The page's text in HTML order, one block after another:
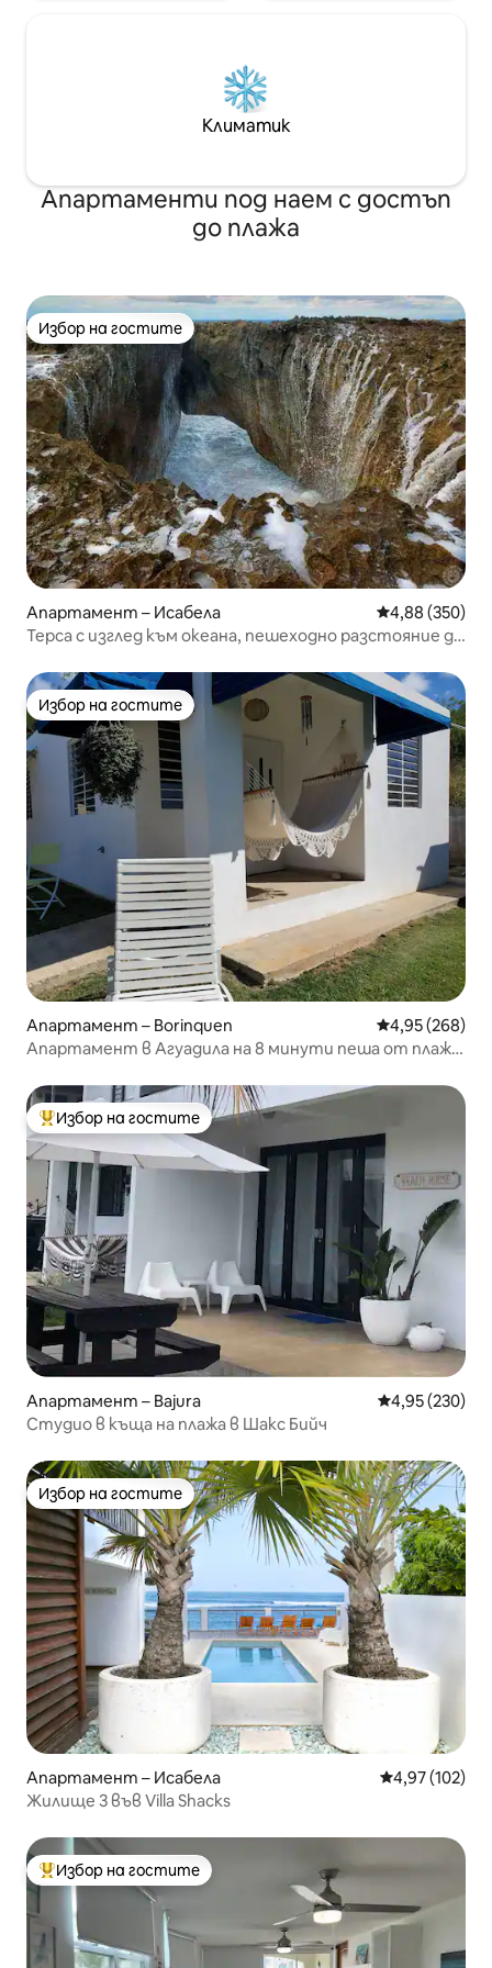
Климатик
Апартаменти под наем с достъп
до плажа
Избор на гостите
Избор на гостите
Апартамент – Исабела Средна
4,88 (350)
Терса с изглед към океана, пешеходно разстояние до
Избор на гостите
Избор на гостите
Апартамент – Borinquen Средна
4,95 (268)
Апартамент в Агуадила на 8 минути пеша от плажа
Най-популярен избор на гостите
Избор на гостите
Апартамент – Bajura Средна
4,95 (230)
Студио в къща на плажа в Шакс Бийч
Избор на гостите
Избор на гостите
Апартамент – Исабела Средна
4,97 (102)
Жилище 3 във Villa Shacks
Най-популярен избор на гостите
Избор на гостите